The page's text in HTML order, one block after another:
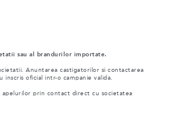
sau al brandurilor importate.
Anuntarea castigatorilor si contactarea
oficial intr-o campanie valida.
apelurilor prin contact direct cu societatea